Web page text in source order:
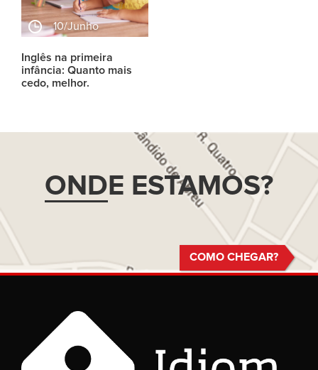
10/junho
Inglês na primeira
infância: Quanto mais
cedo, melhor.
OND E ESTAMOS?
COMO CHEGAR?